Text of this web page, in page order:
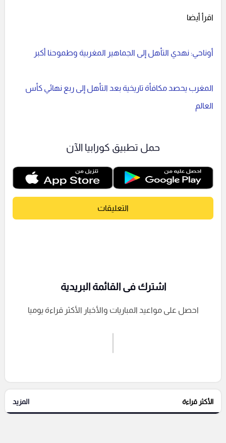
اقرأ أيضا
أوناحي: نهدي التأهل إلى الجماهير المغربية وطموحنا أكبر
المغرب يحصد مكافأة تاريخية بعد التأهل إلى ربع نهائي كأس
العالم
حمل تطبيق كورابيا الآن
التعليقات
إرسال تعليق
التعليقات السابقة
اشترك فى القائمة البريدية
احصل على مواعيد المباريات والأخبار الأكثر قراءة يوميا
الأكثر قراءة المزيد